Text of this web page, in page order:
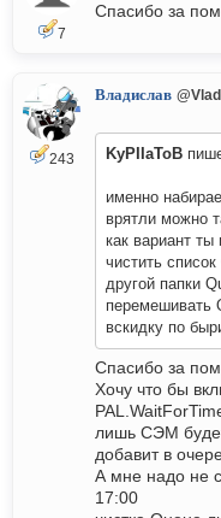
7
Спасибо за
243
Владислав
KyPIIaToB
именно
врятли можно
как вариант
чистить
другой папки
перемешивать
вскидку по
Спасибо за
Хочу что бы
лишь СЭМ
добавит в
А мне надо не
17:00